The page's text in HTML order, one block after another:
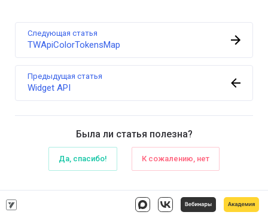
Предыдущая статья
Widget API
Следующая статья
TWApiColorTokensMap
Была ли статья полезна?
Да, спасибо! К сожалению, нет